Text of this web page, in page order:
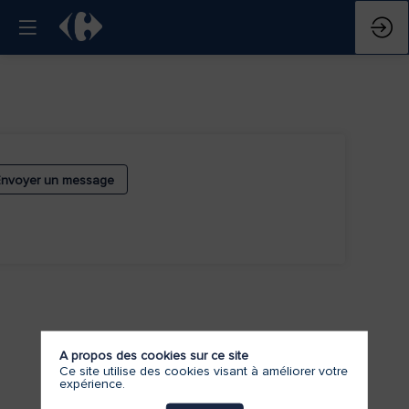
un message
A propos des cookies sur ce site
Ce site utilise des cookies visant à améliorer votre
expérience.